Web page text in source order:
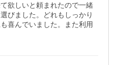
欲しいと頼まれたので一緒
びました。どれもしっかり
喜んでいました。また利用